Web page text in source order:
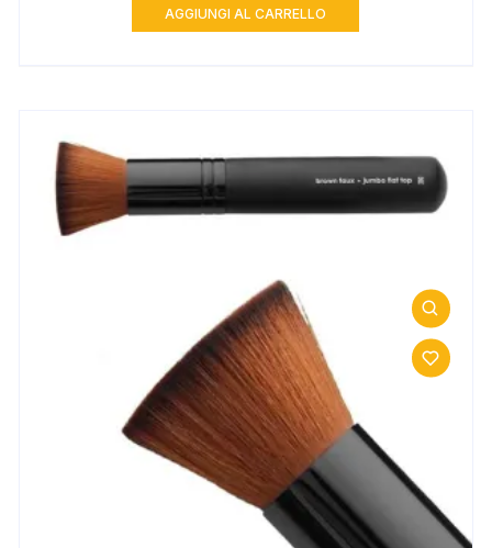
AGGIUNGI AL CARRELLO